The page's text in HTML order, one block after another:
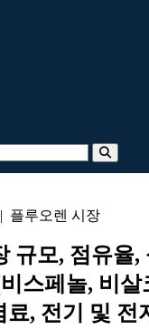
| 플루오렌 시장
규모, 점유율,
스페놀, 비살
, 전기 및 전